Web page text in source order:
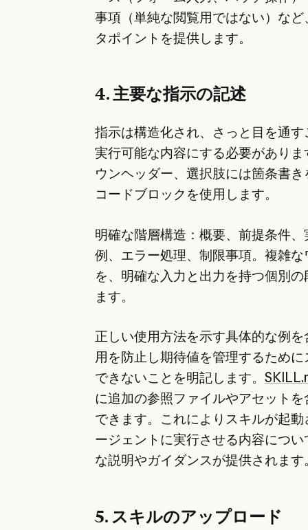
事項（単純な閲覧用ではない）な
タポイントを提供します。
4. 主要な指示の記述
指示は構造化され、さっと目を通
実行可能な内容にする必要があり
ウンヘッダー、選択肢には箇条書
コードブロックを使用します。
明確な階層構造：概要、前提条件
例、エラー処理、制限事項。複雑
を、明確な入力と出力を持つ個別
ます。
正しい使用方法を示す具体的な例
用を防止し期待値を管理するため
できないことを明記します。
に追加の参照ファイルやアセット
できます。これによりスキルが起
ージェントに実行させる内容につ
な説明やガイダンスが提供されます
5. スキルのアップロード